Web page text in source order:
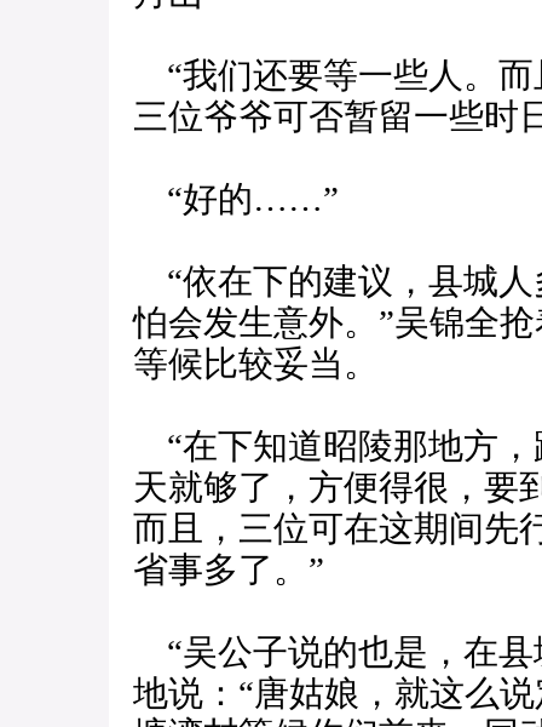
“我们还要等一些人。
三位爷爷可否暂留一些时
“好的……”
“依在下的建议，县城
怕会发生意外。”吴锦全
等候比较妥当。
“在下知道昭陵那地方
天就够了，方便得很，要
而且，三位可在这期间先
省事多了。”
“吴公子说的也是，在县
地说：“唐姑娘，就这么